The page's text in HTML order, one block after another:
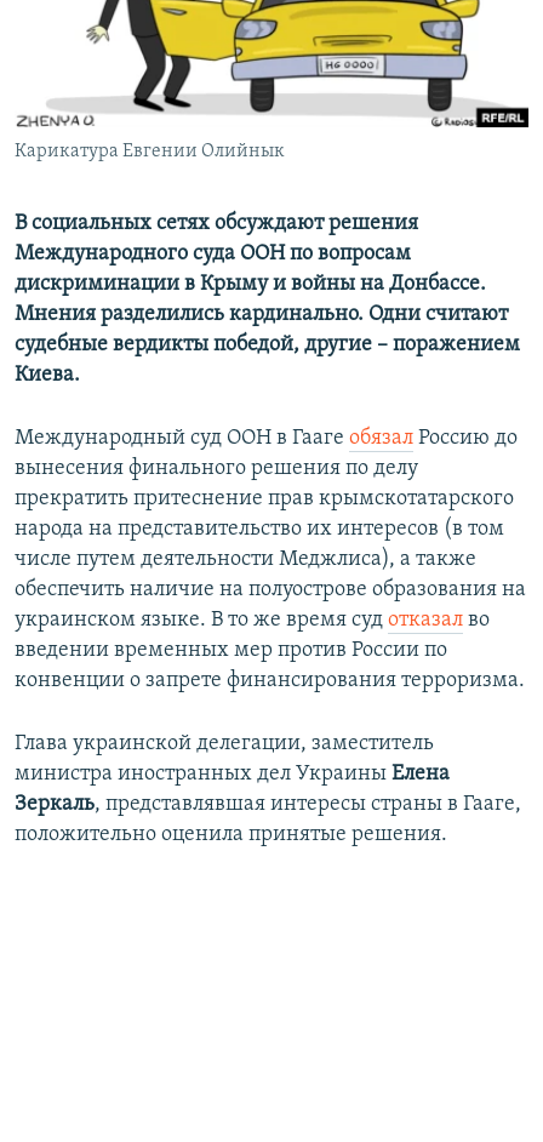
ПОБЕДИТЕЛЕЙ НЕ СУДЯТ?
КРЫМ.НЕПОКОРЕННЫЙ
ELIFBE
УКРАИНСКАЯ ПРОБЛЕМА КРЫМА
ПРИСОЕДИНЯЙТЕСЬ!
Карикатура Евгении Олийнык
В социальных сетях обсуждают решения
Международного суда ООН по вопросам
дискриминации в Крыму и войны на Донбассе.
Мнения разделились кардинально. Одни считают
судебные вердикты победой, другие – поражением
Киева.
Международный суд ООН в Гааге обязал Россию до
вынесения финального решения по делу
прекратить притеснение прав крымскотатарского
народа на представительство их интересов (в том
числе путем деятельности Меджлиса), а также
обеспечить наличие на полуострове образования на
украинском языке. В то же время суд отказал во
введении временных мер против России по
конвенции о запрете финансирования терроризма.
Глава украинской делегации, заместитель
министра иностранных дел Украины Елена
Зеркаль, представлявшая интересы страны в Гааге,
положительно оценила принятые решения.